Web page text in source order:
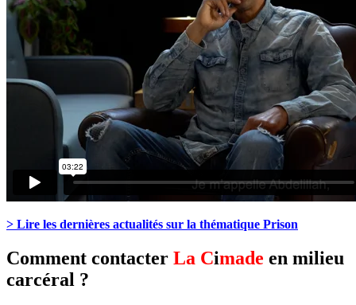
> Lire les dernières actualités sur la thématique Prison
Comment contacter La Cimade en milieu
carcéral ?